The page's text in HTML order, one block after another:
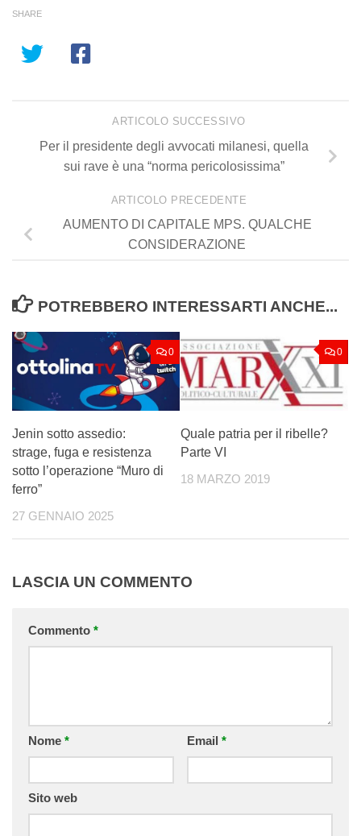
SHARE
ARTICOLO SUCCESSIVO
Per il presidente degli avvocati milanesi, quella
sui rave è una “norma pericolosissima”
ARTICOLO PRECEDENTE
AUMENTO DI CAPITALE MPS. QUALCHE
CONSIDERAZIONE
POTREBBERO INTERESSARTI ANCHE...
0
Jenin sotto assedio:
strage, fuga e resistenza
sotto l’operazione “Muro di
ferro”
27 GENNAIO 2025
0
Quale patria per il ribelle?
Parte VI
18 MARZO 2019
LASCIA UN COMMENTO
Commento *
Nome * Email *
Sito web